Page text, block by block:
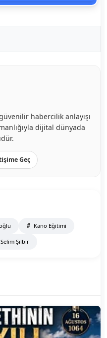
habercilik anlayışı
dijital dünyada
Geç
Kano Eğitimi
Selim Şılbır